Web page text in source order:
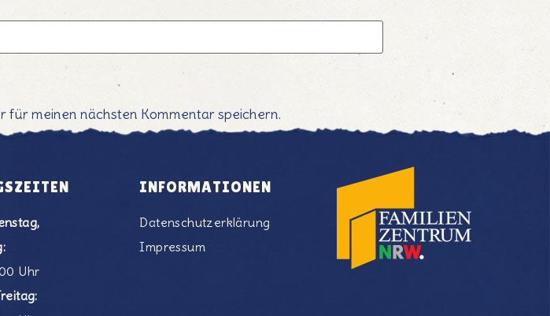
für meinen nächsten Kommentar speichern.
Uhr
INFORMATIONEN
Datenschutzerklärung
Impressum